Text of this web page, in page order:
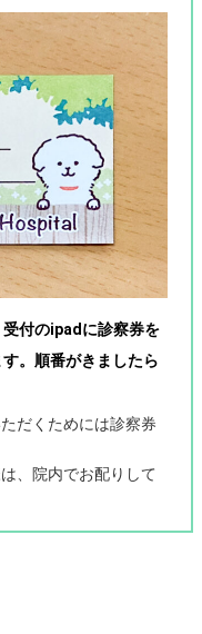
付のipadに診察券を
。順番がきましたら
だくためには診察券
、院内でお配りして